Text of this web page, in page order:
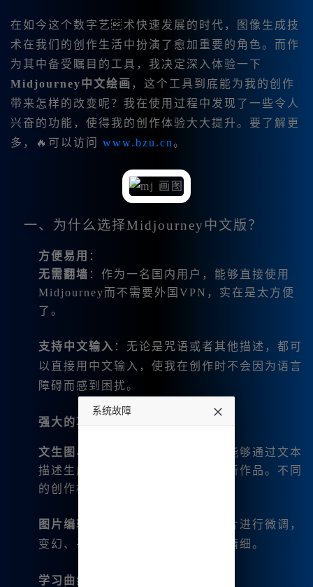
在如今这个数字艺术快速发展的时代，图像生成技
术在我们的创作生活中扮演了愈加重要的角色。而作
为其中备受瞩目的工具，我决定深入体验一下
Midjourney中文绘画 ，这个工具到底能为我的创作
带来怎样的改变呢？我在使用过程中发现了一些令人
兴奋的功能，使得我的创作体验大大提升。要了解更
多，🔥可以访问 www.bzu.cn。
一、为什么选择Midjourney中文版？
方便易用 ：
无需翻墙 ：作为一名国内用户，能够直接使用
Midjourney而不需要外国VPN，实在是太方便
了。
支持中文输入 ：无论是咒语或者其他描述，都可
以直接用中文输入，使我在创作时不会因为语言
障碍而感到困扰。
强大的功能
文生图与图生图
：这种灵活性让我能够通过文本
描述生成图像，或是通过图片创作新作品。不同
的创作模式为我提供了无限可能。
图片编辑功能
：我可以对生成的图片进行微调，
变幻、平移、扩图等，让创作更加精细。
学习曲线友好
系统故障